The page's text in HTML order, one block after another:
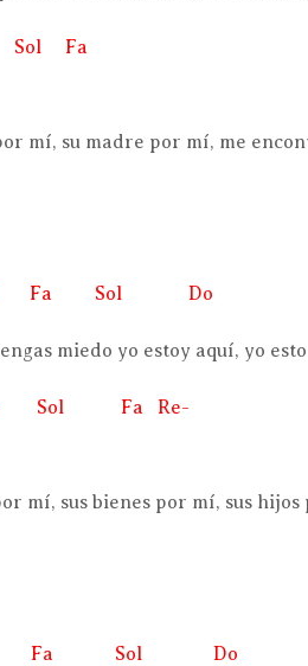
Sol Fa
mí, su madre por mí, me
Fa Sol Do
miedo yo estoy aquí, yo
Sol Fa Re-
mí, sus bienes por mí, sus
Fa Sol Do